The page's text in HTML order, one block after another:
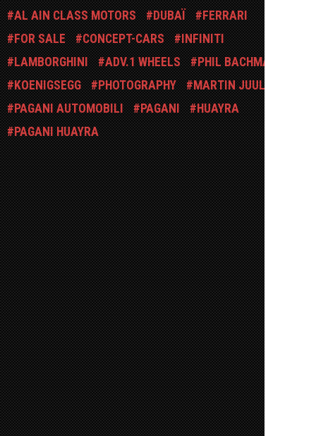
AL AIN CLASS MOTORS
DUBAÏ
FERRARI
FOR SALE
CONCEPT-CARS
INFINITI
LAMBORGHINI
ADV.1 WHEELS
PHIL BACHMAN
KOENIGSEGG
PHOTOGRAPHY
MARTIN JUUL
PAGANI AUTOMOBILI
PAGANI
HUAYRA
PAGANI HUAYRA